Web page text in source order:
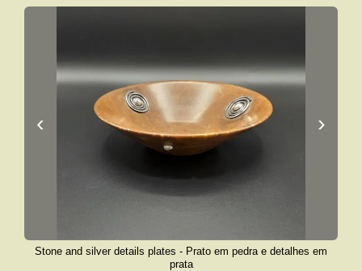
‹ ›
Stone and silver details plates - Prato em pedra e detalhes em
prata